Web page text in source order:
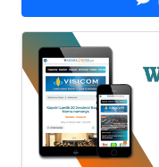
BABEL
WN
SUMBAR
WN